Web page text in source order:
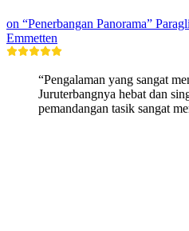
on “Penerbangan Panorama”
Emmetten
“Pengalaman yang sangat
Juruterbangnya hebat dan
pemandangan tasik sangat